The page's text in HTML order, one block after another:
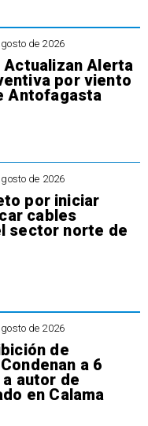
de 2026
Actualizan Alerta
por viento
Antofagasta
de 2026
por iniciar
cables
sector norte de
de 2026
de
a 6
autor de
en Calama